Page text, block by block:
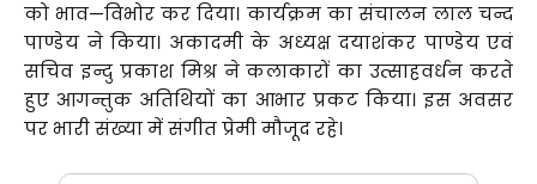
को भाव—विभोर कर दिया। कार्यक्रम का संचालन लाल चन्द
पाण्डेय ने किया। अकादमी के अध्यक्ष दयाशंकर पाण्डेय एवं
सचिव इन्दु प्रकाश मिश्र ने कलाकारों का उत्साहवर्धन करते
हुए आगन्तुक अतिथियों का आभार प्रकट किया। इस अवसर
पर भारी संख्या में संगीत प्रेमी मौजूद रहे।